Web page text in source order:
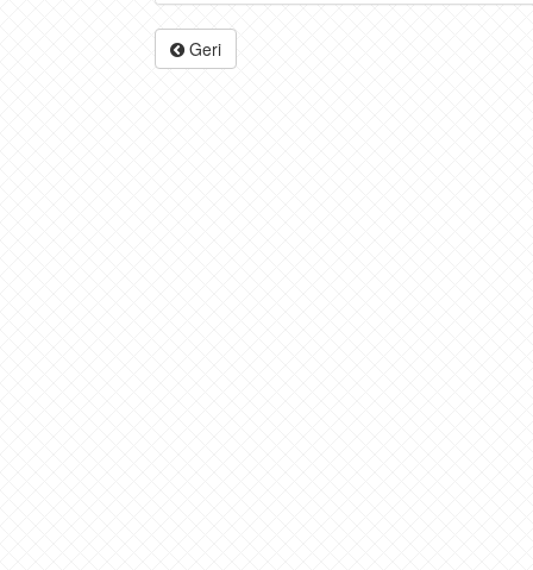
Geri